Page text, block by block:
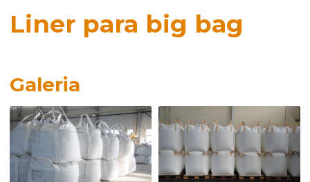
Liner para big bag
Galeria